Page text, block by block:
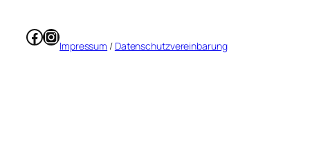
Facebook
Instagram
Impressum / Datenschutzvereinbarung